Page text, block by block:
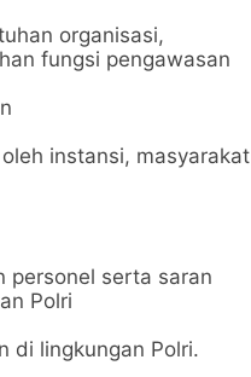
organisasi,
fungsi pengawasan
instansi, masyarakat
personel serta saran
Polri
di lingkungan Polri.